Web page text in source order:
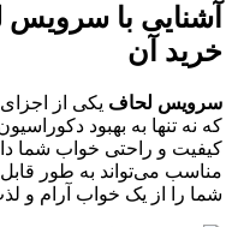
آشنایی با
خرید آن
سرویس لحاف یکی از
که نه تنها به بهبود
کیفیت و راحتی خواب شما
مناسب می‌تواند به طور
شما را از یک خواب آرام و